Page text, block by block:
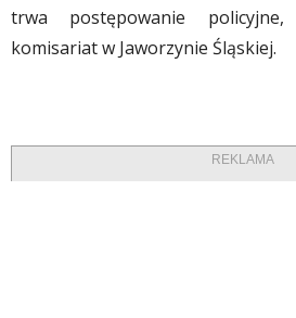
trwa postępowanie
komisariat w Jaworzynie Śląskiej.
REKLAMA